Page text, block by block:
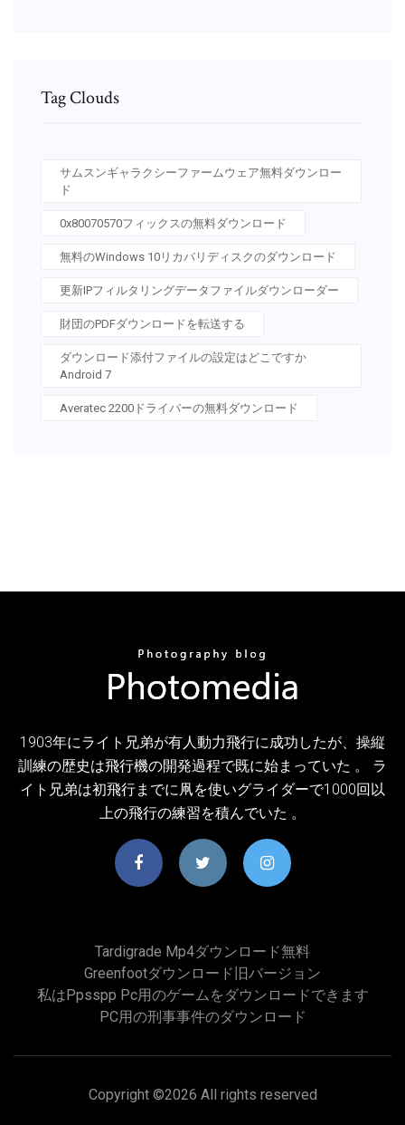
Tag Clouds
サムスンギャラクシーファームウェア無料ダウンロー
ド
0x80070570フィックスの無料ダウンロード
無料のWindows 10リカバリディスクのダウンロード
更新IPフィルタリングデータファイルダウンローダー
財団のPDFダウンロードを転送する
ダウンロード添付ファイルの設定はどこですか
Android 7
Averatec 2200ドライバーの無料ダウンロード
1903年にライト兄弟が有人動力飛行に成功したが、操縦
訓練の歴史は飛行機の開発過程で既に始まっていた 。 ラ
イト兄弟は初飛行までに凧を使いグライダーで1000回以
上の飛行の練習を積んでいた 。
Tardigrade Mp4ダウンロード無料
Greenfootダウンロード旧バージョン
私はppsspp Pc用のゲームをダウンロードできます
PC用の刑事事件のダウンロード
Copyright ©2026 All rights reserved